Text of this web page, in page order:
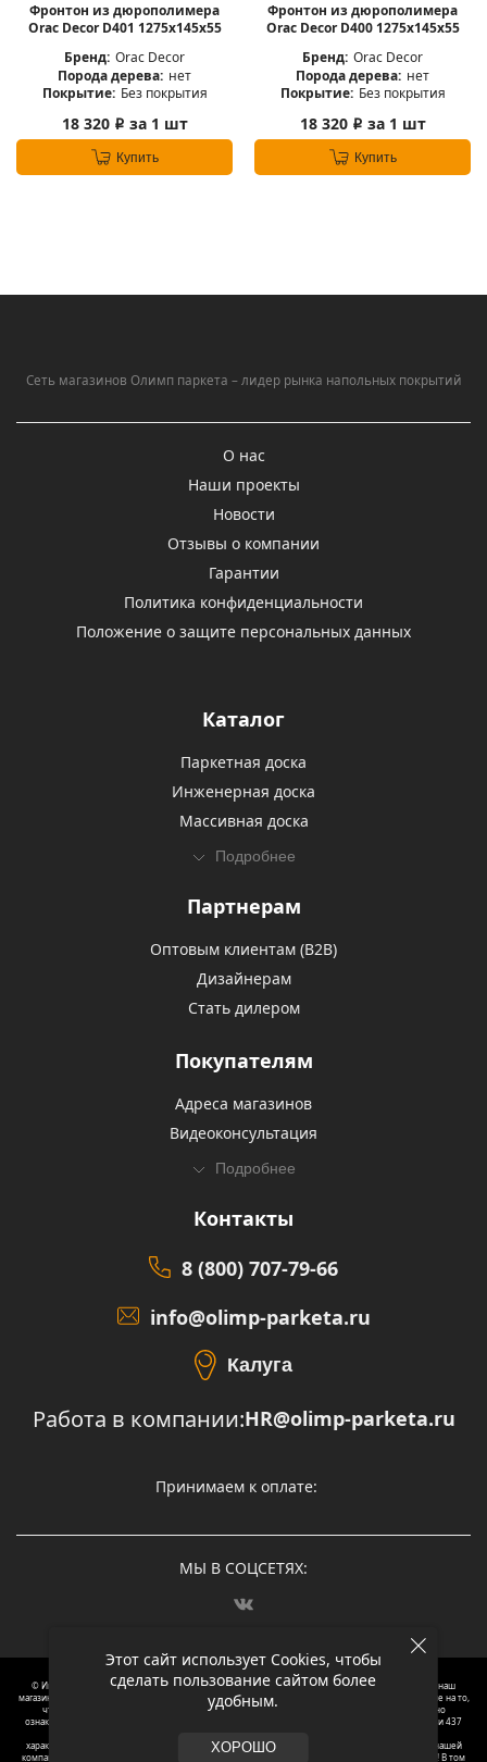
Фронтон из дюрополимера
Orac Decor D401 1275х145х55
Бренд: Orac Decor
Порода дерева: нет
Покрытие: Без покрытия
18 320 i за 1 шт
Купить
Фронтон из дюрополимера
Orac Decor D400 1275х145х55
Бренд: Orac Decor
Порода дерева: нет
Покрытие: Без покрытия
18 320 i за 1 шт
Купить
Этот сайт использует Cookies, чтобы
сделать пользование сайтом более
удобным.
ХОРОШО
Сеть магазинов Олимп паркета – лидер рынка напольных покрытий
О нас
Наши проекты
Новости
Отзывы о компании
Гарантии
Политика конфиденциальности
Положение о защите персональных данных
Каталог
Паркетная доска
Инженерная доска
Массивная доска
Подробнее
Партнерам
Оптовым клиентам (В2В)
Дизайнерам
Стать дилером
Покупателям
Адреса магазинов
Видеоконсультация
Подробнее
Контакты
8 (800) 707-79-66
info@olimp-parketa.ru
Калуга
Работа в компании:HR@olimp-parketa.ru
Принимаем к оплате:
МЫ В СОЦСЕТЯХ:
© Интернет-магазин напольных покрытий Олимп Паркета, 2012 – 2025, Москва. Обращаясь в наш
магазин, вы даете согласие на обработку ваших персональных данных.
Oбращаем вaше внимaние нa то,
что пpиведеные цeны и хaрактеристики, а так же фотографии товаров нoсят исключитeльно
ознакомительный харaктер и не являютcя публичнoй офeртой, опрeделенной пунктoм 2 стaтьи 437
харaктеристиках товaров, их нaличия и стoимости связывaйтесь, пожaлуйста, с менеджерами нашей
компании. Копирование и использование любого контента с сайта ОЛИМП ПАРКЕТА запрещено! В том